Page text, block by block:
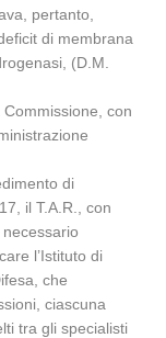
pertanto,
di membrana
(D.M.
con
di
il T.A.R., con
l’Istituto di
che
ciascuna
tra gli specialisti